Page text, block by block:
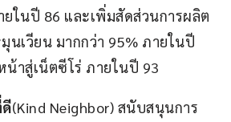
ในปี 86 และเพิ่มสัดส่วนการผลิต
นเวียน มากกว่า 95% ภายในปี
น้าสู่เน็ตซีโร่ ภายในปี 93
(Kind Neighbor) สนับสนุนการ